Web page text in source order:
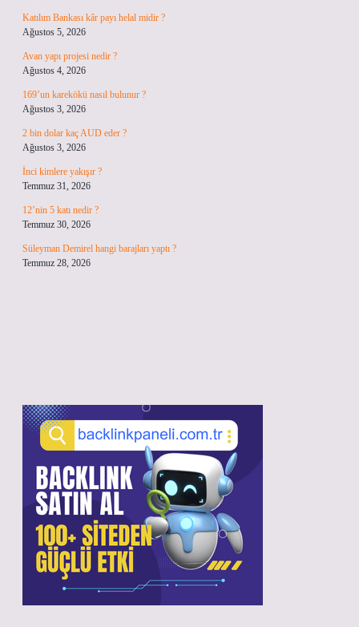
Katılım Bankası kâr payı helal midir ?
Ağustos 5, 2026
Avan yapı projesi nedir ?
Ağustos 4, 2026
169’un karekökü nasıl bulunur ?
Ağustos 3, 2026
2 bin dolar kaç AUD eder ?
Ağustos 3, 2026
İnci kimlere yakışır ?
Temmuz 31, 2026
12’nin 5 katı nedir ?
Temmuz 30, 2026
Süleyman Demirel hangi barajları yaptı ?
Temmuz 28, 2026